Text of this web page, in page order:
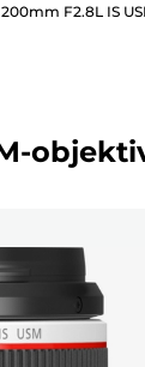
F2.8L IS